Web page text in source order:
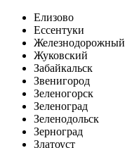
Елизово
Ессентуки
Железнодорожный
Жуковский
Забайкальск
Звенигород
Зеленогорск
Зеленоград
Зеленодольск
Зерноград
Златоуст